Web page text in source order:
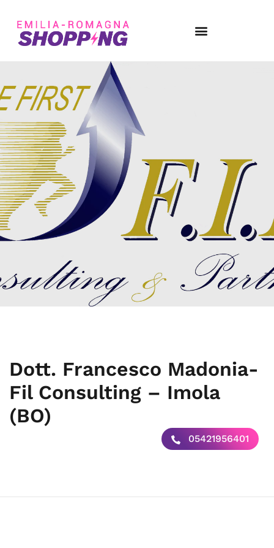
Dott. Francesco Madonia-
Fil Consulting – Imola
(BO)
05421956401